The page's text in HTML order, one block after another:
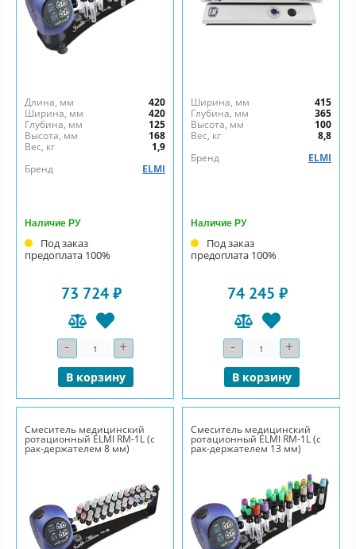
Длина, мм
420
Ширина, мм
420
Глубина, мм
125
Высота, мм
168
Вес, кг
1,9
Бренд
ELMI
Наличие РУ
Под заказ
предоплата 100%
73 724 ₽
- Количество+
В корзину
Ширина, мм
415
Глубина, мм
365
Высота, мм
100
Вес, кг
8,8
Бренд
ELMI
Наличие РУ
Под заказ
предоплата 100%
74 245 ₽
- Количество+
В корзину
Смеситель медицинский
ротационный ELMI RM-1L (с
рак-держателем 8 мм)
Смеситель медицинский
ротационный ELMI RM-1L (с
рак-держателем 13 мм)